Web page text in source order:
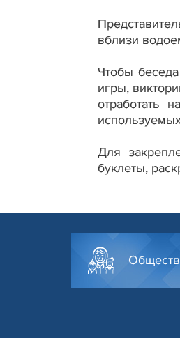
вблизи
Чтобы
игры,
отработать
Для
буклеты,